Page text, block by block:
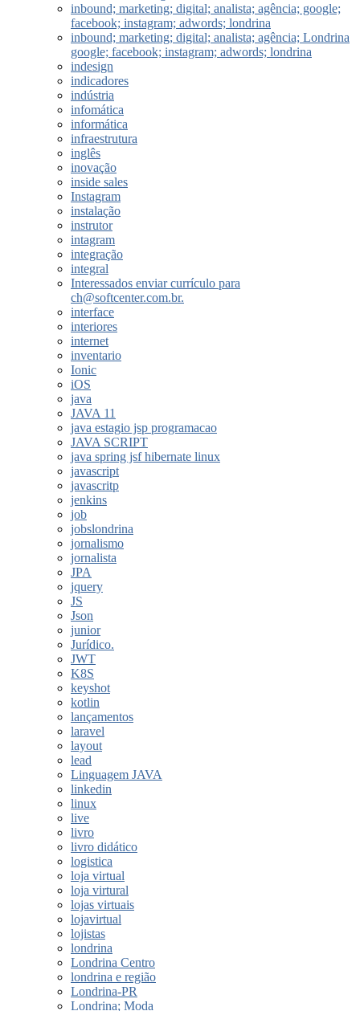
inbound; marketing; digital; analista; agência; google;
facebook; instagram; adwords; londrina
inbound; marketing; digital; analista; agência; Londrina
google; facebook; instagram; adwords; londrina
indesign
indicadores
indústria
infomática
informática
infraestrutura
inglês
inovação
inside sales
Instagram
instalação
instrutor
intagram
integração
integral
Interessados enviar currículo para
ch@softcenter.com.br.
interface
interiores
internet
inventario
Ionic
iOS
java
JAVA 11
java estagio jsp programacao
JAVA SCRIPT
java spring jsf hibernate linux
javascript
javascritp
jenkins
job
jobslondrina
jornalismo
jornalista
JPA
jquery
JS
Json
junior
Jurídico.
JWT
K8S
keyshot
kotlin
lançamentos
laravel
layout
lead
Linguagem JAVA
linkedin
linux
live
livro
livro didático
logistica
loja virtual
loja virtural
lojas virtuais
lojavirtual
lojistas
londrina
Londrina Centro
londrina e região
Londrina-PR
Londrina; Moda